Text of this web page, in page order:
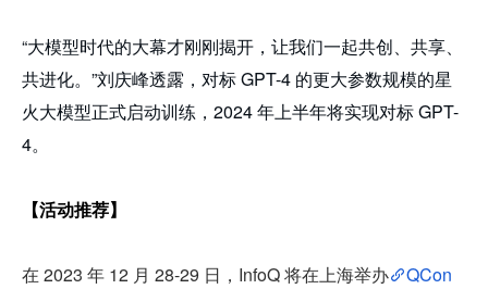
“大模型时代的大幕才刚刚揭开，让我们一起共创、共享、
共进化。”刘庆峰透露，对标 GPT-4 的更大参数规模的星
火大模型正式启动训练，2024 年上半年将实现对标 GPT-
4。
【活动推荐】
在 2023 年 12 月 28-29 日，InfoQ 将在上海举办
QCon